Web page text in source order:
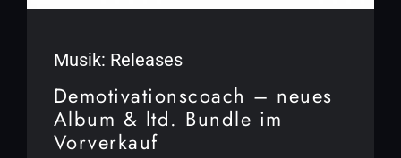
Musik: Releases
Demotivationscoach – neues
Album & ltd. Bundle im
Vorverkauf